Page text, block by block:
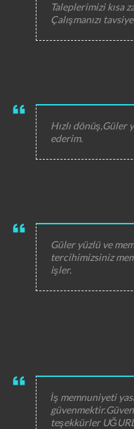
Taleplerimizi kısa
Çalışmanızı
Hızlı dönüş,Güler
ederim.
Güler yüzlü ve
tercihimizsiniz
işler.
İş memnuniyeti
teşekkürler